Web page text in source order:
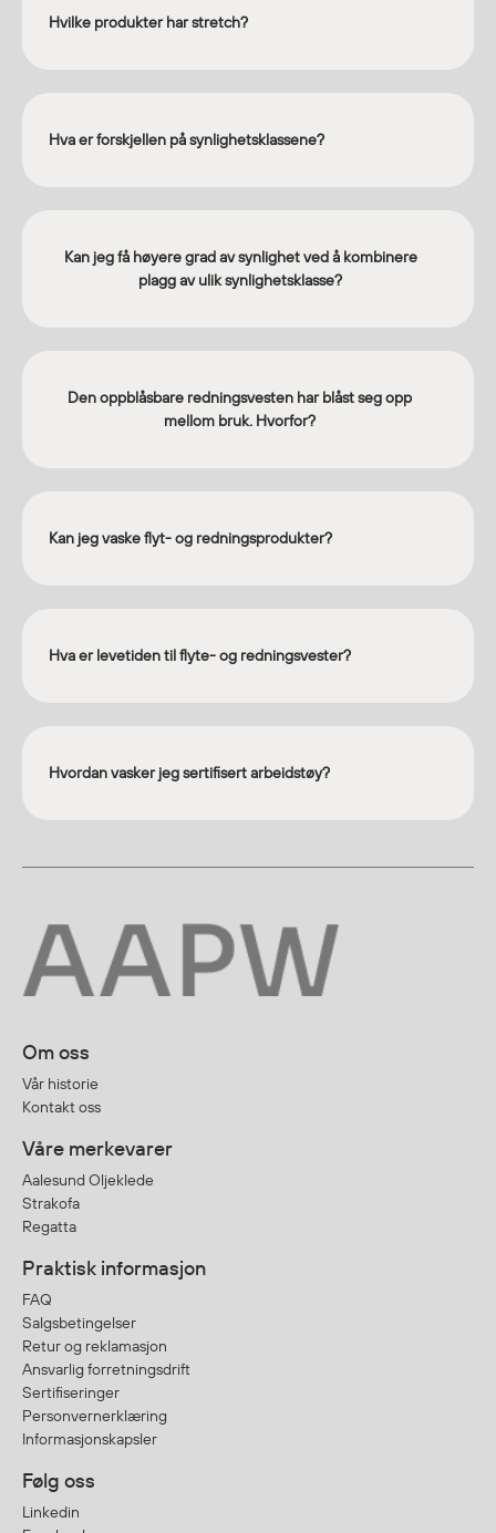
Hvilke produkter har stretch?
Hva er forskjellen på synlighetsklassene?
Kan jeg få høyere grad av synlighet ved å kombinere
plagg av ulik synlighetsklasse?
Den oppblåsbare redningsvesten har blåst seg opp
mellom bruk. Hvorfor?
Kan jeg vaske flyt- og redningsprodukter?
Hva er levetiden til flyte- og redningsvester?
Hvordan vasker jeg sertifisert arbeidstøy?
Om oss
Vår historie
Kontakt oss
Våre merkevarer
Aalesund Oljeklede
Strakofa
Regatta
Praktisk informasjon
FAQ
Salgsbetingelser
Retur og reklamasjon
Ansvarlig forretningsdrift
Sertifiseringer
Personvernerklæring
Informasjonskapsler
Følg oss
Linkedin